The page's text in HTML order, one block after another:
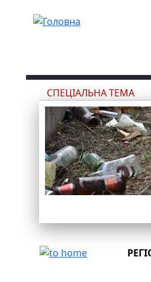
СПЕЦІАЛЬНА ТЕМА